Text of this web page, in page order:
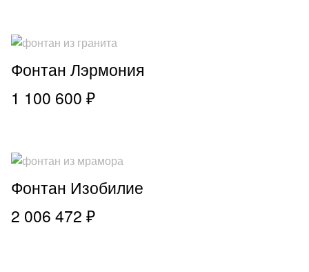
Фонтан Лэрмония
1 100 600 ₽
Фонтан Изобилие
2 006 472 ₽